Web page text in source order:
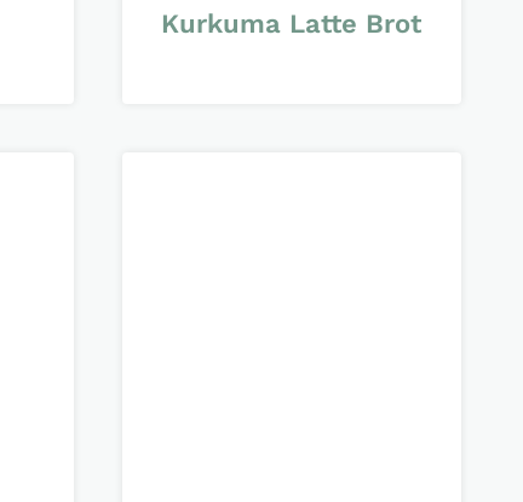
Kurkuma Latte Brot